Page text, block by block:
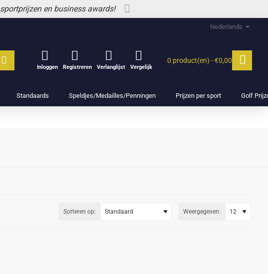
en business awards!
Nederlands
Inloggen Registreren Verlanglijst Vergelijk
0 product(en) - €0,00
Standaards Speldjes/Medailles/Penningen Prijzen per sport Golf
Sorteren op: Weergegeven: